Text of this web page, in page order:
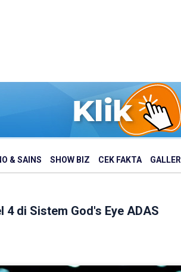
& SAINS SHOW BIZ CEK FAKTA GALLERI
di Sistem God's Eye ADAS